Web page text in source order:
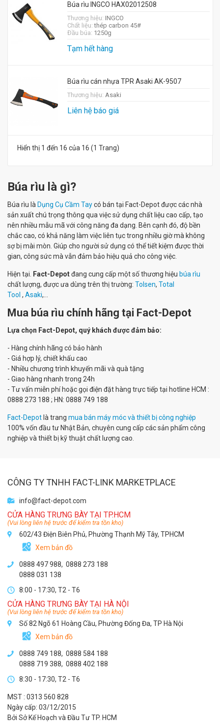
Búa rìu INGCO HAX02012508
Thương hiệu: INGCO
Chất liệu:thép carbon 45#
Đầu búa: 1250g
Tạm hết hàng
Búa rìu cán nhựa TPR Asaki AK-9507
Thương hiệu: Asaki
Liên hệ báo giá
Hiển thị 1 đến 16 của 16 (1 Trang)
Búa rìu là gì?
Búa rìu là Dụng Cụ Cầm Taycó bán tại Fact-Depot được các nhà
sản xuất chú trọng thông qua việc sử dụng chất liệu cao cấp, tạo
nên nhiều mẫu mã với công năng đa dạng. Bên cạnh đó, độ bền
chắc cao, có khả năng làm việc liên tục trong nhiều giờ mà không
sợ bị mài mòn. Giúp cho người sử dụng có thể tiết kiệm được thời
gian, công sức mà vẫn đảm bảo hiệu quả cho công việc.
Hiện tại. Fact-Depotđang cung cấp một số thương hiệu búa rìu
chất lượng, được ưa dùng trên thị trường: Tolsen, Total
Tool , Asaki,...
Mua búa rìu chính hãng tại Fact-Depot
Lựa chọn Fact-Depot, quý khách được đảm bảo:
- Hàng chính hãng có bảo hành
- Giá hợp lý, chiết khấu cao
- Nhiều chương trình khuyến mãi và quà tặng
- Giao hàng nhanh trong 24h
- Tư vấn miễn phí hoặc gọi điện đặt hàng trực tiếp tại hotline HCM :
0888 273 188 ; HN: 0888 749 188
Fact-Depot là trang mua bán máy móc và thiết bị công nghiệp
100% vốn đầu tư Nhật Bản, chuyên cung cấp các sản phẩm công
nghiệp và thiết bị kỹ thuật chất lượng cao.
CÔNG TY TNHH FACT-LINK MARKETPLACE
info@fact-depot.com
CỬA HÀNG TRƯNG BÀY TẠI TP.HCM
(Vui lòng liên hệ trước để kiểm tra tồn kho)
602/43 Điện Biên Phủ, Phường Thạnh Mỹ Tây, TPHCM
Xem bản đồ
0888 497 988, 0888 273 188
0888 031 138
8:00 - 17:30, T2 - T6
CỬA HÀNG TRƯNG BÀY TẠI HÀ NỘI
(Vui lòng liên hệ trước để kiểm tra tồn kho)
Số 82 Ngõ 61 Hoàng Cầu, Phường Đống Đa, TP Hà Nội
Xem bản đồ
0888 749 188, 0888 584 188
0888 719 388, 0888 402 188
8:30 - 17:30, T2 - T6
MST : 0313 560 828
Ngày cấp: 03/12/2015
Bởi Sở Kế Hoạch và Đầu Tư TP. HCM